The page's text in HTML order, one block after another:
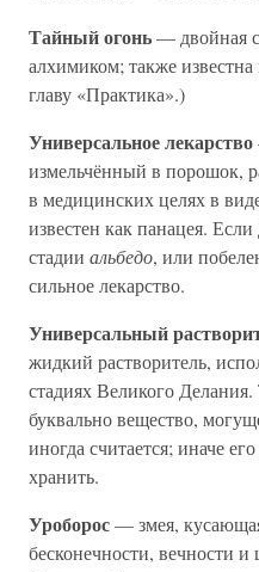
Тайный огонь— двойная
алхимиком; также
главу «Практика».)
Универсальное лекарство
измельчённый в порошок,
в медицинских целях в
известен как панацея.
стадии альбедо, или
сильное лекарство.
Универсальный
жидкий растворитель,
стадиях Великого
буквально вещество,
иногда считается; иначе
хранить.
Уроборос— змея,
бесконечности, вечности